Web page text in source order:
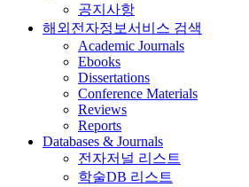
공지사항
해외전자정보서비스 검색
Academic Journals
Ebooks
Dissertations
Conference Materials
Reviews
Reports
Databases & Journals
전자저널 리스트
학술DB 리스트